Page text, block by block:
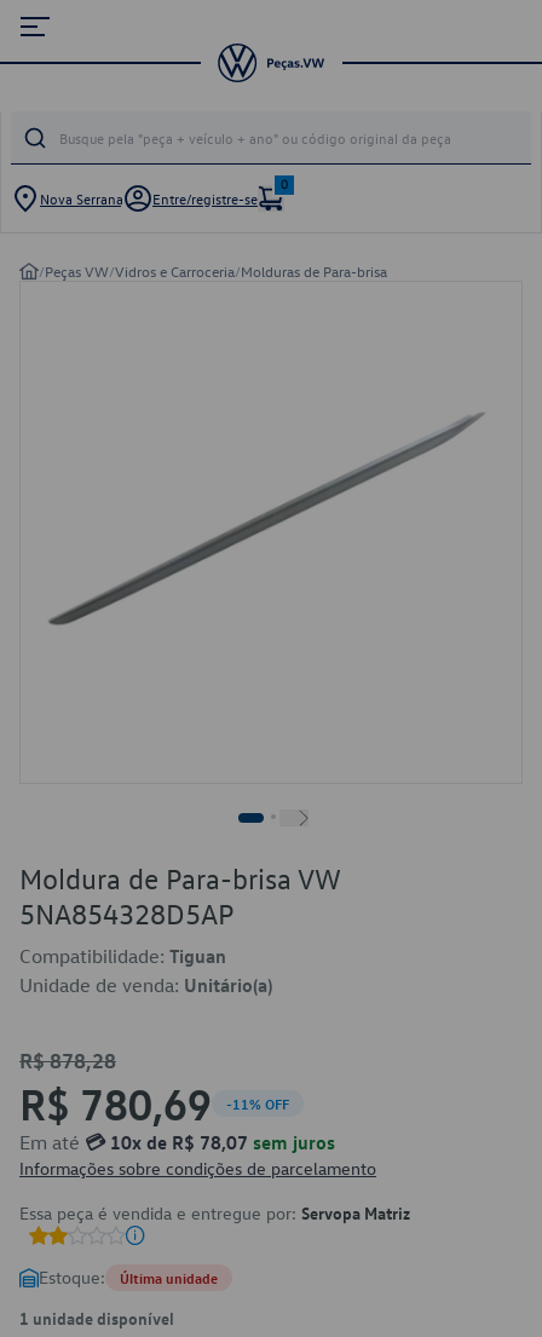
Nova Serrana Entre/registre-se
0
/Peças VW/Vidros e Carroceria/Molduras de Para-brisa
Moldura de Para-brisa VW
5NA854328D5AP
Compatibilidade: Tiguan
Unidade de venda: Unitário(a)
R$ 878,28
R$ 780,69 -11% OFF
Em até 💳 10x de R$ 78,07 sem juros
Informações sobre condições de parcelamento
Essa peça é vendida e entregue por: Servopa Matriz
Estoque: Última unidade
1 unidade disponível